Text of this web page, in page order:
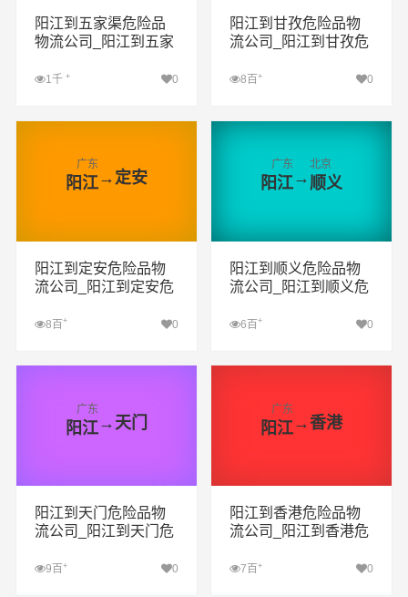
阳江到五家渠危险品
物流公司_阳江到五家
江到五家渠危险品专
1千 + 0
查看详细
阳江到甘孜危险品物
流公司_阳江到甘孜危
甘孜危险品专线
8百+ 0
查看详细
广东
阳江→ 定安
阳江到定安危险品物
流公司_阳江到定安危
定安危险品专线
8百+ 0
查看详细
广东
阳江→
北京
顺义
阳江到顺义危险品物
流公司_阳江到顺义危
顺义危险品专线
6百+ 0
查看详细
广东
阳江→ 天门
阳江到天门危险品物
流公司_阳江到天门危
天门危险品专线
9百 + 0
广东
阳江→香港
阳江到香港危险品物
流公司_阳江到香港危
香港危险品专线
7百+ 0